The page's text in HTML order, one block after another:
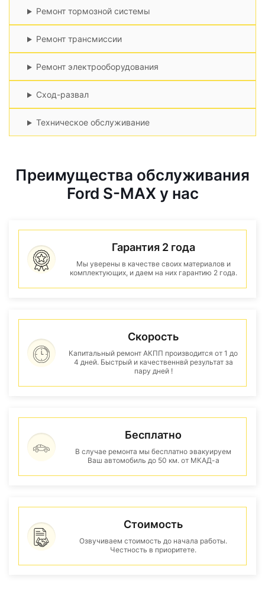
Ремонт тормозной системы
Ремонт трансмиссии
Ремонт электрооборудования
Сход-развал
Техническое обслуживание
Преимущества обслуживания
Ford S-MAX у нас
Гарантия 2 года
Мы уверены в качестве своих материалов и
комплектующих, и даем на них гарантию 2 года.
Скорость
Капитальный ремонт АКПП производится от 1 до
4 дней. Быстрый и качественнвй результат за
пару дней !
Бесплатно
В случае ремонта мы бесплатно эвакуируем
Ваш автомобиль до 50 км. от МКАД-а
Стоимость
Озвучиваем стоимость до начала работы.
Честность в приоритете.